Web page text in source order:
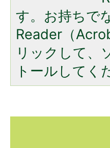
す。お持ちで
Reader（
リックして、
トールしてく